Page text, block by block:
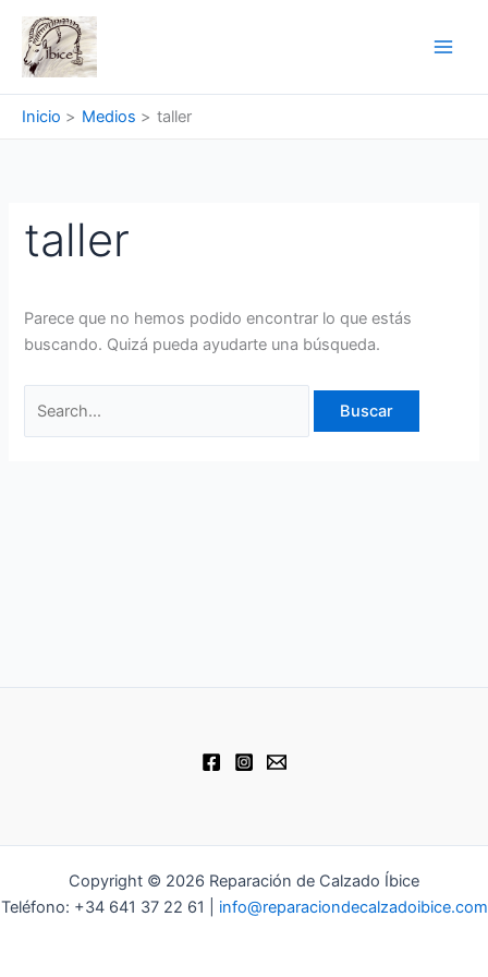
contenido
Inicio Medios taller
taller
Parece que no hemos podido encontrar lo que estás
buscando. Quizá pueda ayudarte una búsqueda.
por:
Copyright © 2026 Reparación de Calzado Íbice
Teléfono: +34 641 37 22 61 | info@reparaciondecalzadoibice.com